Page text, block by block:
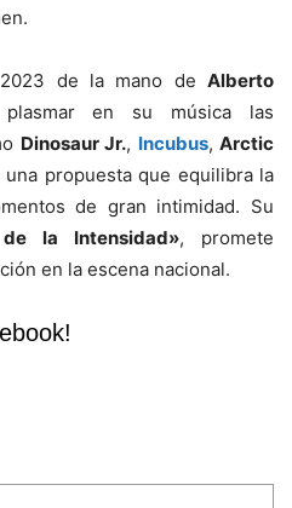
de la mano de Alberto
en su música las
Dinosaur Jr., Incubus,Arctic
una propuesta que equilibra la
de gran intimidad. Su
de la Intensidad», promete
en la escena nacional.